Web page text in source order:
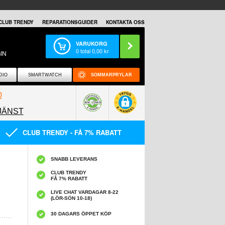
TRENDY REPARATIONSGUIDER KONTAKTA OSS
VARUKORG
0total0,00kr
SMARTWATCH SOMMARPRYLAR
CLUB TRENDY - FÅ 7% RABATT
SNABB LEVERANS
CLUB TRENDY
FÅ 7% RABATT
LIVE CHAT VARDAGAR 8-22
(LÖR-SÖN 10-18)
30 DAGARS ÖPPET KÖP